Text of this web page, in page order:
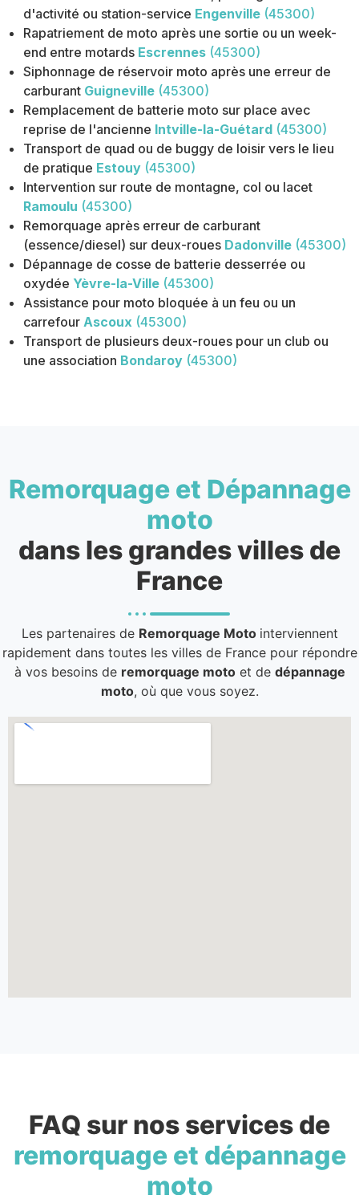
d'activité ou station-service Engenville (45300)
Rapatriement de moto après une sortie ou un week-
end entre motards Escrennes (45300)
Siphonnage de réservoir moto après une erreur de
carburant Guigneville (45300)
Remplacement de batterie moto sur place avec
reprise de l'ancienne Intville-la-Guétard (45300)
Transport de quad ou de buggy de loisir vers le lieu
de pratique Estouy (45300)
Intervention sur route de montagne, col ou lacet
Ramoulu (45300)
Remorquage après erreur de carburant
(essence/diesel) sur deux-roues Dadonville (45300)
Dépannage de cosse de batterie desserrée ou
oxydée Yèvre-la-Ville (45300)
Assistance pour moto bloquée à un feu ou un
carrefour Ascoux (45300)
Transport de plusieurs deux-roues pour un club ou
une association Bondaroy (45300)
Remorquage et Dépannage
moto
dans les grandes villes de
France
Les partenaires de Remorquage Moto interviennent
rapidement dans toutes les villes de France pour répondre
à vos besoins de remorquage motoet de dépannage
moto, où que vous soyez.
FAQ sur nos services de
remorquage et dépannage
moto